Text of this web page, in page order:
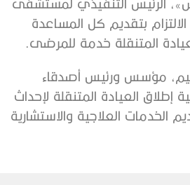
الرئيس التنفيذي لمستشفى
بتقديم كل المساعدة
المتنقلة خدمة للمرضى.
مؤسس ورئيس أصدقاء
إطلاق العيادة المتنقلة لإحداث
الخدمات العلاجية والاستشارية